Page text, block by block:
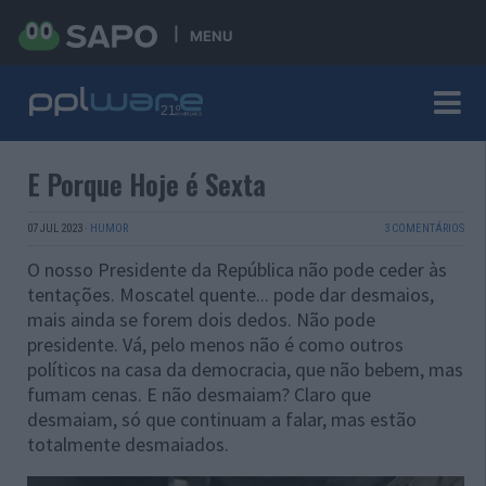
MENU
E Porque Hoje é Sexta
07 JUL 2023 · HUMOR 3 COMENTÁRIOS
O nosso Presidente da República não pode ceder às
tentações. Moscatel quente... pode dar desmaios,
mais ainda se forem dois dedos. Não pode
presidente. Vá, pelo menos não é como outros
políticos na casa da democracia, que não bebem, mas
fumam cenas. E não desmaiam? Claro que
desmaiam, só que continuam a falar, mas estão
totalmente desmaiados.